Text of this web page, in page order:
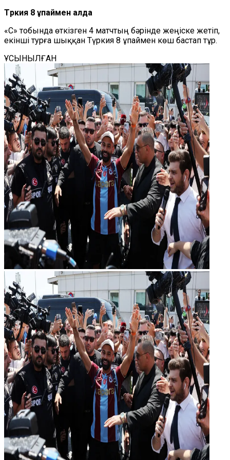
Түркия 8 ұпаймен алда
«С» тобында өткізген 4 матчтың бәрінде жеңіске жетіп,
екінші турға шыққан Түркия 8 ұпаймен көш бастап тұр.
ҰСЫНЫЛҒАН